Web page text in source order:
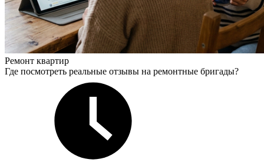
Ремонт квартир
Где посмотреть реальные отзывы на ремонтные бригады?